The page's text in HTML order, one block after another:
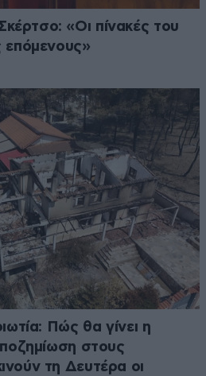
«Οι πίνακές του
επόμενους»
Πώς θα γίνει η
στους
τη Δευτέρα οι